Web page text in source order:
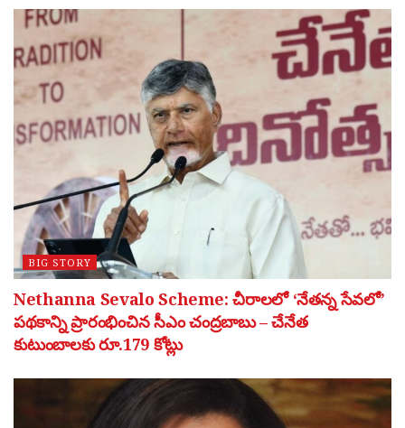
BIG STORY
Nethanna Sevalo Scheme: చీరాలలో ‘నేతన్న సేవలో’
పథకాన్ని ప్రారంభించిన సీఎం చంద్రబాబు – చేనేత
కుటుంబాలకు రూ.179 కోట్లు